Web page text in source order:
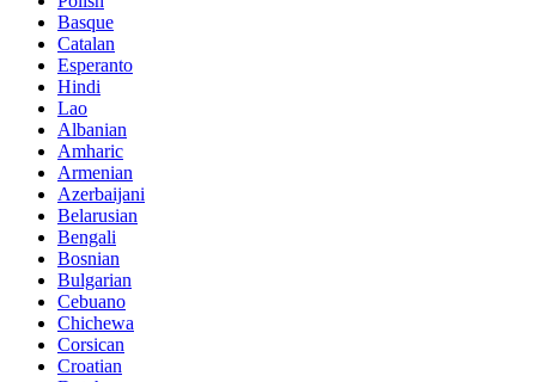
Basque
Catalan
Esperanto
Hindi
Lao
Albanian
Amharic
Armenian
Azerbaijani
Belarusian
Bengali
Bosnian
Bulgarian
Cebuano
Chichewa
Corsican
Croatian